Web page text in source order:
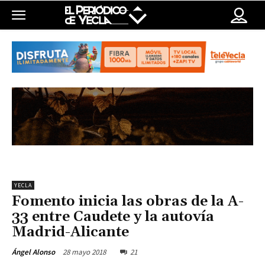
YECLA
Fomento inicia las obras de la A-
33 entre Caudete y la autovía
Madrid-Alicante
Ángel Alonso 28 mayo 2018 21